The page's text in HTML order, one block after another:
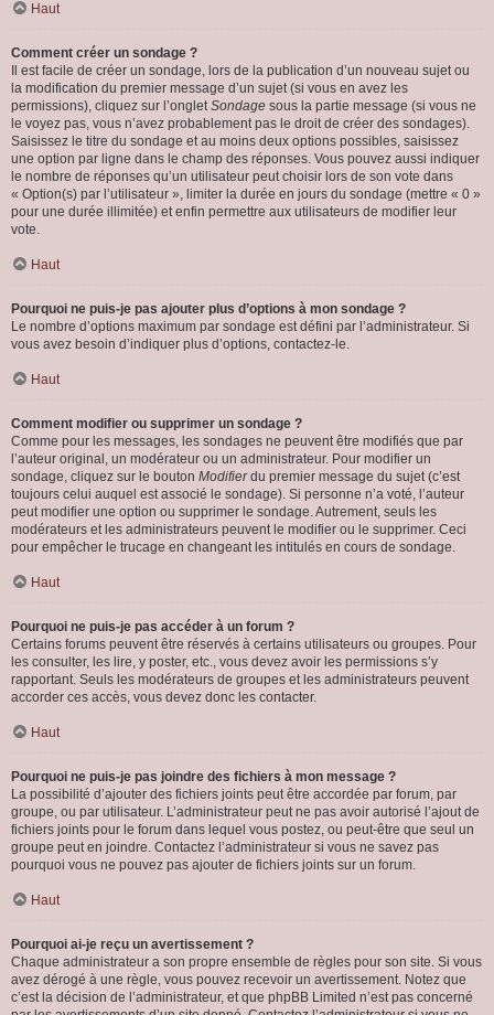
Haut
Comment créer un sondage ?
Il est facile de créer un sondage, lors de la publication d’un nouveau sujet ou
la modification du premier message d’un sujet (si vous en avez les
permissions), cliquez sur l’ongletSondage sous la partie message (si vous ne
le voyez pas, vous n’avez probablement pas le droit de créer des sondages).
Saisissez le titre du sondage et au moins deux options possibles, saisissez
une option par ligne dans le champ des réponses. Vous pouvez aussi indiquer
le nombre de réponses qu’un utilisateur peut choisir lors de son vote dans
« Option(s) par l’utilisateur », limiter la durée en jours du sondage (mettre « 0 »
pour une durée illimitée) et enfin permettre aux utilisateurs de modifier leur
vote.
Haut
Pourquoi ne puis-je pas ajouter plus d’options à mon sondage ?
Le nombre d’options maximum par sondage est défini par l’administrateur. Si
vous avez besoin d’indiquer plus d’options, contactez-le.
Haut
Comment modifier ou supprimer un sondage ?
Comme pour les messages, les sondages ne peuvent être modifiés que par
l’auteur original, un modérateur ou un administrateur. Pour modifier un
sondage, cliquez sur le bouton Modifierdu premier message du sujet (c’est
toujours celui auquel est associé le sondage). Si personne n’a voté, l’auteur
peut modifier une option ou supprimer le sondage. Autrement, seuls les
modérateurs et les administrateurs peuvent le modifier ou le supprimer. Ceci
pour empêcher le trucage en changeant les intitulés en cours de sondage.
Haut
Pourquoi ne puis-je pas accéder à un forum ?
Certains forums peuvent être réservés à certains utilisateurs ou groupes. Pour
les consulter, les lire, y poster, etc., vous devez avoir les permissions s’y
rapportant. Seuls les modérateurs de groupes et les administrateurs peuvent
accorder ces accès, vous devez donc les contacter.
Haut
Pourquoi ne puis-je pas joindre des fichiers à mon message ?
La possibilité d’ajouter des fichiers joints peut être accordée par forum, par
groupe, ou par utilisateur. L’administrateur peut ne pas avoir autorisé l’ajout de
fichiers joints pour le forum dans lequel vous postez, ou peut-être que seul un
groupe peut en joindre. Contactez l’administrateur si vous ne savez pas
pourquoi vous ne pouvez pas ajouter de fichiers joints sur un forum.
Haut
Pourquoi ai-je reçu un avertissement ?
Chaque administrateur a son propre ensemble de règles pour son site. Si vous
avez dérogé à une règle, vous pouvez recevoir un avertissement. Notez que
c’est la décision de l’administrateur, et que phpBB Limited n’est pas concerné